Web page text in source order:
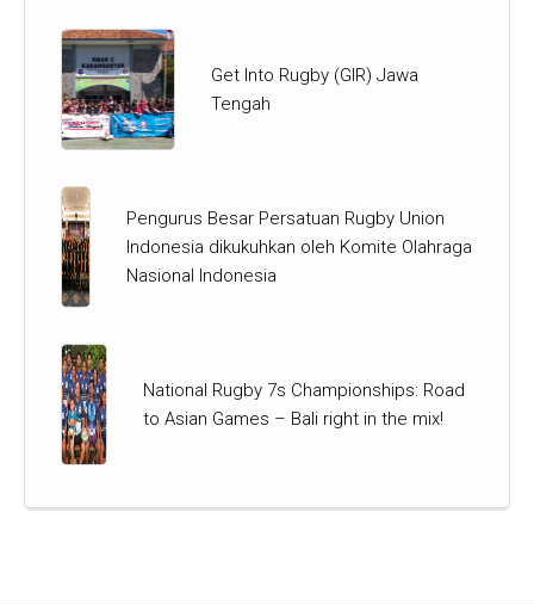
Get Into Rugby (GIR) Jawa
Tengah
Pengurus Besar Persatuan Rugby Union
Indonesia dikukuhkan oleh Komite Olahraga
Nasional Indonesia
National Rugby 7s Championships: Road
to Asian Games – Bali right in the mix!